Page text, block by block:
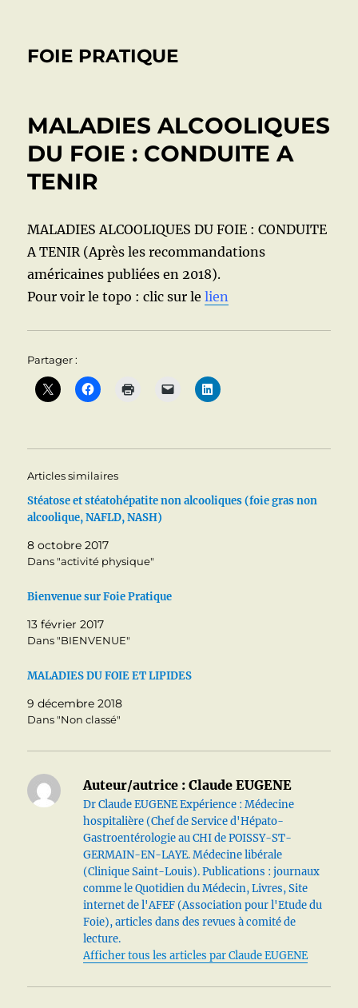
FOIE PRATIQUE
MALADIES ALCOOLIQUES
DU FOIE : CONDUITE A
TENIR
MALADIES ALCOOLIQUES DU FOIE : CONDUITE
A TENIR (Après les recommandations
américaines publiées en 2018).
Pour voir le topo : clic sur lelien
Partager :
Articles similaires
Stéatose et stéatohépatite non alcooliques (foie gras non
alcoolique, NAFLD, NASH)
8 octobre 2017
Dans "activité physique"
Bienvenue sur Foie Pratique
13 février 2017
Dans "BIENVENUE"
MALADIES DU FOIE ET LIPIDES
9 décembre 2018
Dans "Non classé"
Auteur/autrice : Claude EUGENE
Dr Claude EUGENE Expérience : Médecine
hospitalière (Chef de Service d'Hépato-
Gastroentérologie au CHI de POISSY-ST-
GERMAIN-EN-LAYE. Médecine libérale
(Clinique Saint-Louis). Publications : journaux
comme le Quotidien du Médecin, Livres, Site
internet de l'AFEF (Association pour l'Etude du
Foie), articles dans des revues à comité de
lecture.
Afficher tous les articles par Claude EUGENE